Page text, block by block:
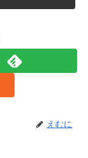
えむに